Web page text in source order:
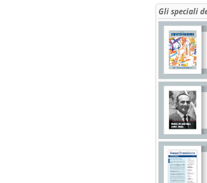
Gli speciali